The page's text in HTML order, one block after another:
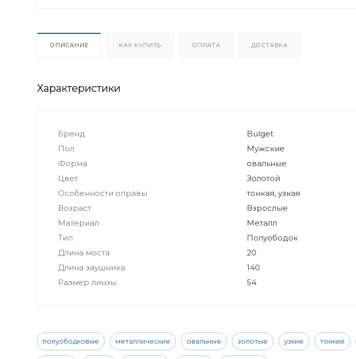
ОПИСАНИЕ КАК КУПИТЬ ОПЛАТА ДОСТАВКА
Характеристики
Бренд
Bulget
Пол
Мужские
Форма
овальные
Цвет
Золотой
Особенности оправы
тонкая, узкая
Возраст
Взрослые
Материал
Металл
Тип
Полуободок
Длина моста
20
Длина заушника
140
Размер линзы
54
полуободковые металлические овальные золотые узкие тонкие